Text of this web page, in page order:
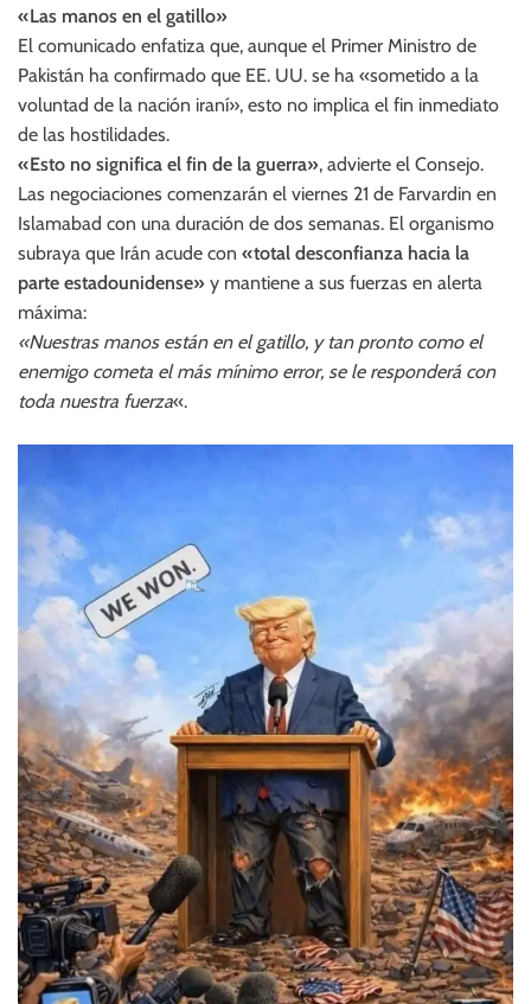
«Las manos en el gatillo»
El comunicado enfatiza que, aunque el Primer Ministro de
Pakistán ha confirmado que EE. UU. se ha «sometido a la
voluntad de la nación iraní», esto no implica el fin inmediato
de las hostilidades.
«Esto no significa el fin de la guerra», advierte el Consejo.
Las negociaciones comenzarán el viernes 21 de Farvardin en
Islamabad con una duración de dos semanas. El organismo
subraya que Irán acude con «total desconfianza hacia la
parte estadounidense» y mantiene a sus fuerzas en alerta
máxima:
«Nuestras manos están en el gatillo, y tan pronto como el
enemigo cometa el más mínimo error, se le responderá con
toda nuestra fuerza«.